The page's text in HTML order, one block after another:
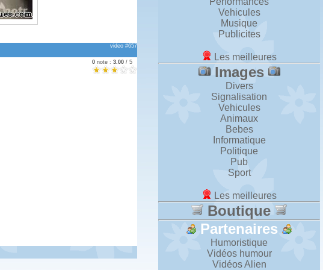
video #657
0note : 3.00/ 5
Vehicules
Musique
Publicites
Les meilleures
Images
Divers
Signalisation
Vehicules
Animaux
Bebes
Informatique
Politique
Pub
Sport
Les meilleures
Boutique
Partenaires
Humoristique
Vidéos humour
Vidéos Alien